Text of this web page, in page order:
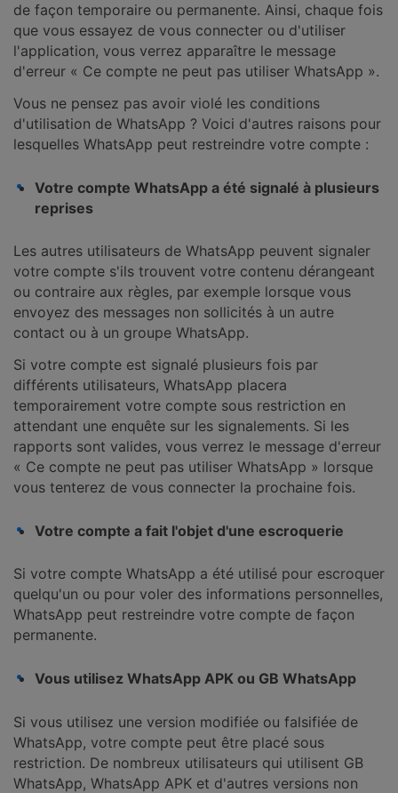
de façon temporaire ou permanente. Ainsi, chaque fois
que vous essayez de vous connecter ou d'utiliser
l'application, vous verrez apparaître le message
d'erreur « Ce compte ne peut pas utiliser WhatsApp ».
Vous ne pensez pas avoir violé les conditions
d'utilisation de WhatsApp ? Voici d'autres raisons pour
lesquelles WhatsApp peut restreindre votre compte :
Votre compte WhatsApp a été signalé à plusieurs
reprises
Les autres utilisateurs de WhatsApp peuvent signaler
votre compte s'ils trouvent votre contenu dérangeant
ou contraire aux règles, par exemple lorsque vous
envoyez des messages non sollicités à un autre
contact ou à un groupe WhatsApp.
Si votre compte est signalé plusieurs fois par
différents utilisateurs, WhatsApp placera
temporairement votre compte sous restriction en
attendant une enquête sur les signalements. Si les
rapports sont valides, vous verrez le message d'erreur
« Ce compte ne peut pas utiliser WhatsApp » lorsque
vous tenterez de vous connecter la prochaine fois.
Votre compte a fait l'objet d'une escroquerie
Si votre compte WhatsApp a été utilisé pour escroquer
quelqu'un ou pour voler des informations personnelles,
WhatsApp peut restreindre votre compte de façon
permanente.
Vous utilisez WhatsApp APK ou GB WhatsApp
Si vous utilisez une version modifiée ou falsifiée de
WhatsApp, votre compte peut être placé sous
restriction. De nombreux utilisateurs qui utilisent GB
WhatsApp, WhatsApp APK et d'autres versions non